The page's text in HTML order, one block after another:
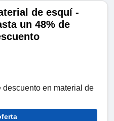
de esquí -
un 48% de
en material de